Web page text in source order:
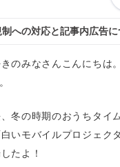
制への対応と記事内広告に
のみなさんこんにちは
冬の時期のおうちタイ
いモバイルプロジェク
たよ！